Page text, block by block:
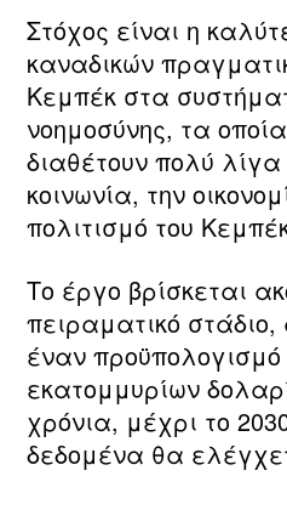
Στόχος είναι η
καναδικών
Κεμπέκ στα
νοημοσύνης, τα
διαθέτουν πολύ
κοινωνία, την
πολιτισμό του
Το έργο βρίσκεται
πειραματικό
έναν προϋπολογισμό
εκατομμυρίων
χρόνια, μέχρι το
δεδομένα θα